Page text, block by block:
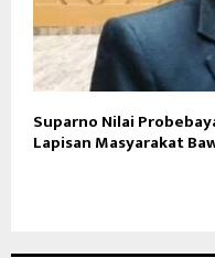
Suparno Nilai
Lapisan Masyarakat